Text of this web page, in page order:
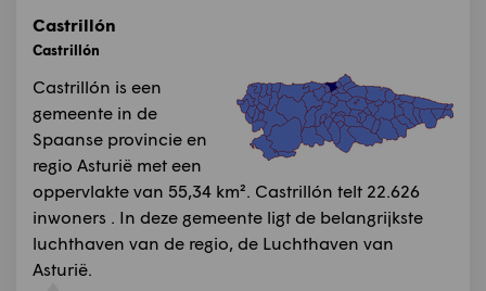
Castrillón
Castrillón
Castrillón is een
gemeente in de
Spaanse provincie en
regio Asturië met een
oppervlakte van 55,34 km². Castrillón telt 22.626
inwoners . In deze gemeente ligt de belangrijkste
luchthaven van de regio, de Luchthaven van
Asturië.